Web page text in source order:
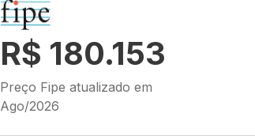
R$ 180.153
Preço Fipe atualizado em
Ago/2026